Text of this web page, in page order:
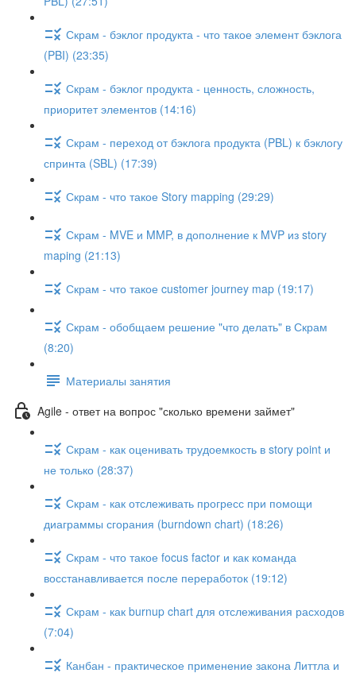
Скрам - бэклог продукта - что такое элемент бэклога
(PBI) (23:35)
Скрам - бэклог продукта - ценность, сложность,
приоритет элементов (14:16)
Скрам - переход от бэклога продукта (PBL) к бэклогу
спринта (SBL) (17:39)
Скрам - что такое Story mapping (29:29)
Скрам - MVE и MMP, в дополнение к MVP из story
maping (21:13)
Скрам - что такое customer journey map (19:17)
Скрам - обобщаем решение "что делать" в Скрам
(8:20)
Материалы занятия
Agile - ответ на вопрос "сколько времени займет"
Скрам - как оценивать трудоемкость в story point и
не только (28:37)
Скрам - как отслеживать прогресс при помощи
диаграммы сгорания (burndown chart) (18:26)
Скрам - что такое focus factor и как команда
восстанавливается после переработок (19:12)
Скрам - как burnup chart для отслеживания расходов
(7:04)
Канбан - практическое применение закона Литтла и